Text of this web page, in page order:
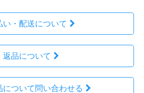
い・配送について
返品について
について問い合わせる